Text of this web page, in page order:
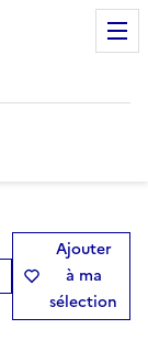
Ajouter
à ma
sélection